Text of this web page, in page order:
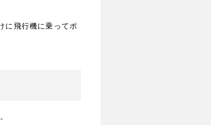
に飛行機に乗ってポ